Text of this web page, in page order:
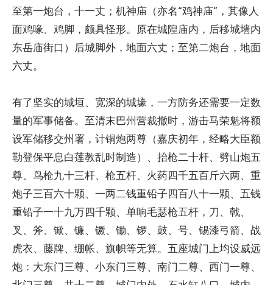
至第一炮台，十一丈；机神庙（亦名“鸡神庙”，其像人
面鸡喙、鸡脚，颇具怪形。原在城隍庙内，后移城墙内
东岳庙街口）后城脚外，地面六丈；至第二炮台，地面
六丈。
有了坚实的城垣、宽深的城壕，一方防务还需要一定数
量的军事储备。至清末巴州营裁撤时，游击马荣魁将额
设军储移交州署，计铜炮两尊（嘉庆初年，经略大臣额
勒登保平息白莲教乱时制造）、抬枪二十杆、劈山炮五
尊、鸟枪九十三杆、枪五杆、火药四千五百斤六两、重
炮子三百六十颗、一两二钱重铅子四百八十一颗、五钱
重铅子一十九万四千颗、单响毛瑟枪五杆，刀、戟、
叉、斧、锨、镰、镢、锄、锣、鼓、号、锡漆弓箭、战
虎衣、藤牌、绷帐、旗帜等无算。五座城门上均设威远
炮：大东门三尊、小东门三尊、南门二尊、西门一尊、